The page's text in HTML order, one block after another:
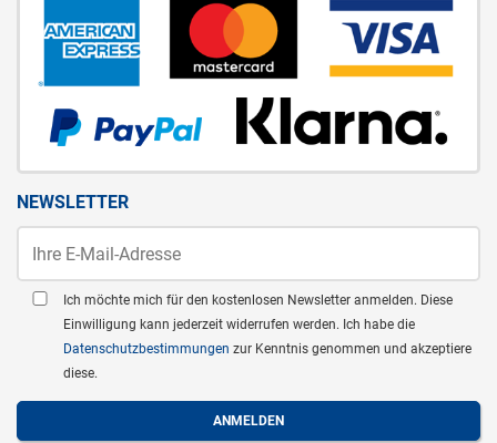
NEWSLETTER
Ich möchte mich für den kostenlosen Newsletter anmelden. Diese
Einwilligung kann jederzeit widerrufen werden. Ich habe die
Datenschutzbestimmungen zur Kenntnis genommen und akzeptiere
diese.